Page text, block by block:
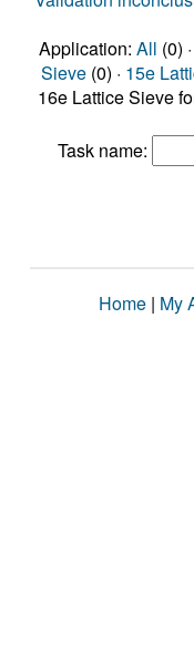
Application: All (0) ·
Sieve (0) · 15e
16e Lattice Sieve
Task name:
Home | My